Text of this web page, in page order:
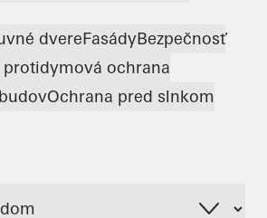
dvereFasádyBezpečnosť
protidymová ochrana
Ochrana pred slnkom